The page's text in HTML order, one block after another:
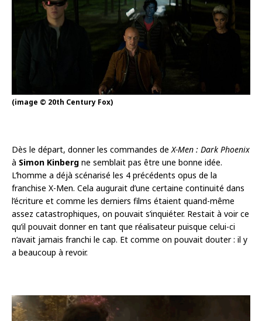
(image © 20th Century Fox)
Dès le départ, donner les commandes deX-Men : Dark Phoenix
à Simon Kinberg ne semblait pas être une bonne idée.
L’homme a déjà scénarisé les 4 précédents opus de la
franchise X-Men. Cela augurait d’une certaine continuité dans
l’écriture et comme les derniers films étaient quand-même
assez catastrophiques, on pouvait s’inquiéter. Restait à voir ce
qu’il pouvait donner en tant que réalisateur puisque celui-ci
n’avait jamais franchi le cap. Et comme on pouvait douter : il y
a beaucoup à revoir.